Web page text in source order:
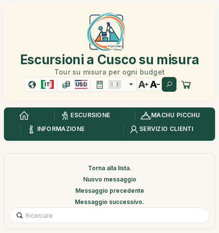
Escursioni a Cusco su misura
Tour su misura per ogni budget
IT USD
ESCURSIONE
MACHU PICCHU
INFORMAZIONE
SERVIZIO CLIENTI
Torna alla lista.
Nuovo messaggio
Messaggio precedente
Messaggio successivo.